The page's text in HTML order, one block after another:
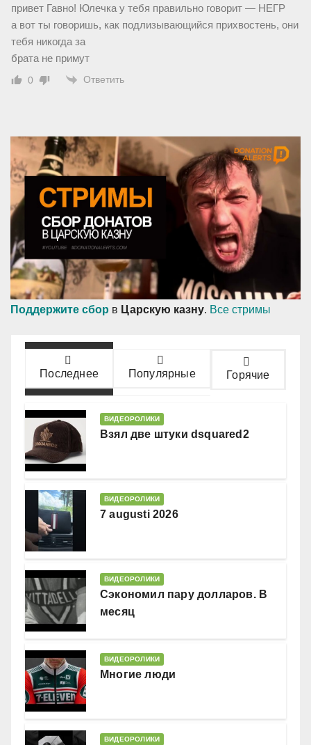
привет Гавно! Юлечка у тебя правильно говорит — НЕГР
а вот ты говоришь, как подлизывающийся прихвостень, они
тебя никогда за
брата не примут
0 Ответить
Поддержите сбор в Царскую казну. Все стримы
Последнее Популярные Горячие
ВИДЕОРОЛИКИ
Взял две штуки dsquared2
ВИДЕОРОЛИКИ
7 augusti 2026
ВИДЕОРОЛИКИ
Сэкономил пару долларов. В
месяц
ВИДЕОРОЛИКИ
Многие люди
ВИДЕОРОЛИКИ